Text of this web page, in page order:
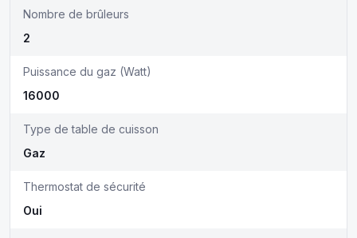
Nombre de brûleurs
2
Puissance du gaz (Watt)
16000
Type de table de cuisson
Gaz
Thermostat de sécurité
Oui